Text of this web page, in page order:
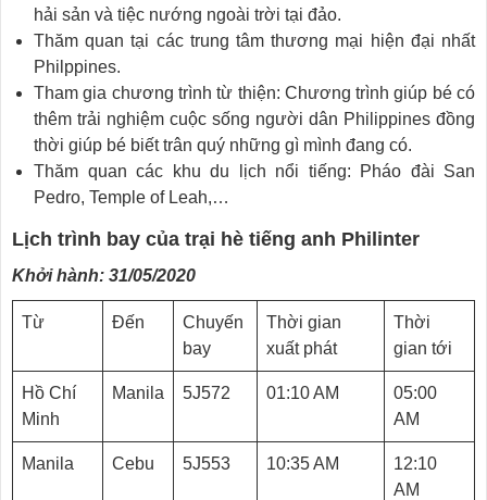
hải sản và tiệc nướng ngoài trời tại đảo.
Thăm quan tại các trung tâm thương mại hiện đại nhất
Philppines.
Tham gia chương trình từ thiện: Chương trình giúp bé có
thêm trải nghiệm cuộc sống người dân Philippines đồng
thời giúp bé biết trân quý những gì mình đang có.
Thăm quan các khu du lịch nổi tiếng: Pháo đài San
Pedro, Temple of Leah,…
Lịch trình bay của trại hè tiếng anh Philinter
Khởi hành: 31/05/2020
Từ Đến
Chuyến
bay
Thời gian
xuất phát
Thời
gian tới
Hồ Chí
Minh
Manila 5J572 01:10 AM
05:00
AM
Manila Cebu 5J553 10:35 AM
12:10
AM